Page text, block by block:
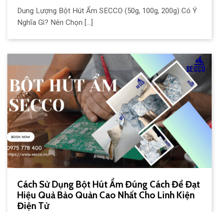
Dung Lượng Bột Hút Ẩm SECCO (50g, 100g, 200g) Có Ý
Nghĩa Gì? Nên Chọn [...]
Cách Sử Dụng Bột Hút Ẩm Đúng Cách Để Đạt
Hiệu Quả Bảo Quản Cao Nhất Cho Linh Kiện
Điện Tử